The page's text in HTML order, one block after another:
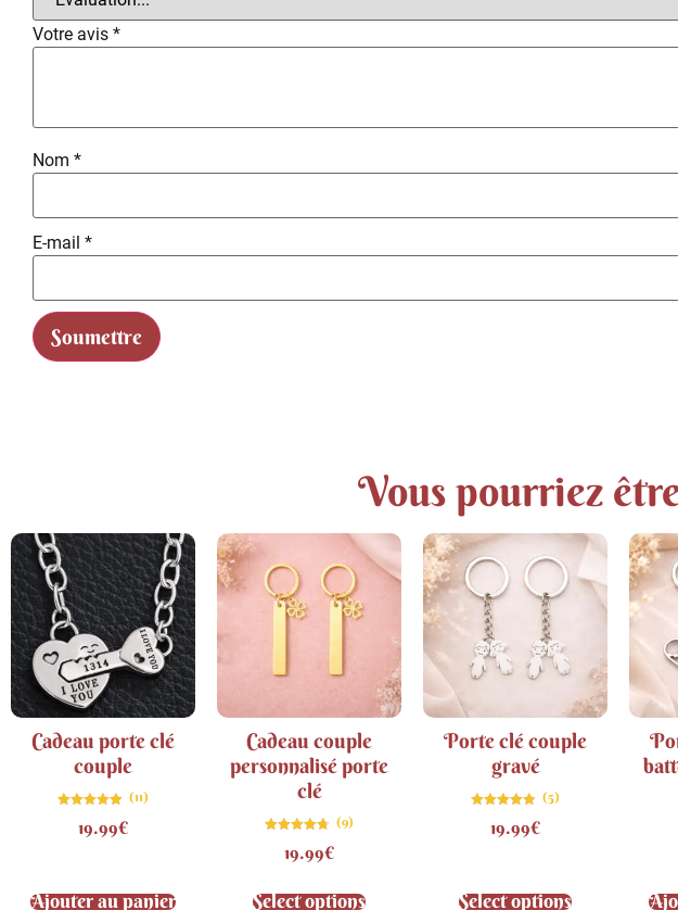
Votre avis *
Nom *
E-mail *
Vous pourriez
Cadeau porte clé
couple
4.82
sur 5
(11)
19.99€
Ajouter au panier
Cadeau couple
personnalisé porte
clé
4.67
sur 5
(9)
19.99€
Select options
Porte clé couple
gravé
4.80
sur 5
(5)
19.99€
Select options